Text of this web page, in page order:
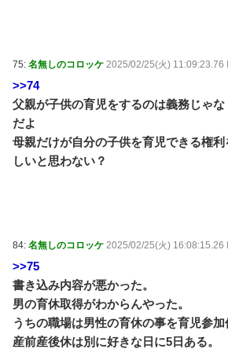
75: 名無しのコロッケ 2025/02/25(火) 11:09:23.76
>>74
父親が子供の育児をするのは義務じゃ
だよ
母親だけが自分の子供を育児できる権
しいと思わない？
84: 名無しのコロッケ 2025/02/25(火) 16:08:15.26
>>75
書き込み内容が悪かった。
男の育休取得がわからんやった。
うちの職場は男性の育休の事を育児参加
産前産後休は別に好きな日に5日ある。